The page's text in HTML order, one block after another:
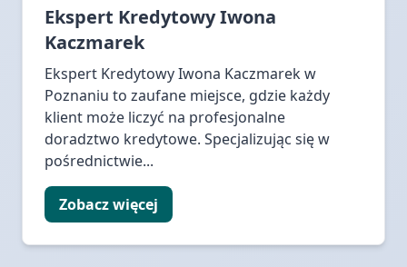
Ekspert Kredytowy Iwona
Kaczmarek
Ekspert Kredytowy Iwona Kaczmarek w
Poznaniu to zaufane miejsce, gdzie każdy
klient może liczyć na profesjonalne
doradztwo kredytowe. Specjalizując się w
pośrednictwie...
Zobacz więcej